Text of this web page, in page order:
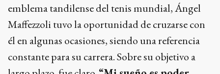
emblema tandilense del tenis mundial, Ángel
Maffezzoli tuvo la oportunidad de cruzarse con
él en algunas ocasiones, siendo una referencia
constante para su carrera. Sobre su objetivo a